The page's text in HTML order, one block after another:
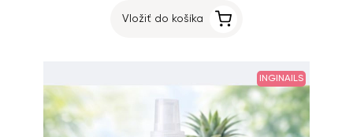
Vložiť do košíka
INGINAILS